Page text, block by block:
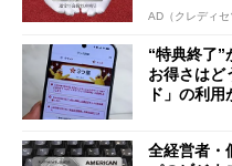
AD（クレディセ
“特典終了
お得さは
ド」の利用
全経営者・